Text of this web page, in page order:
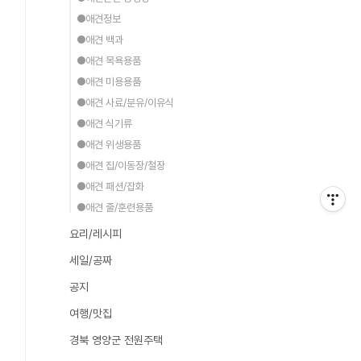
●애견정보
●애견 백과
●애견 목욕용품
●애견 미용용품
●애견 사료/분유/이유식
●애견 식기류
●애견 위생용품
●애견 집/이동장/철장
●애견 패션/잡화
●애견 줄/훈련용품
요리/레시피
세일/공짜
공지
여행/맛집
경북 영양군 전원주택